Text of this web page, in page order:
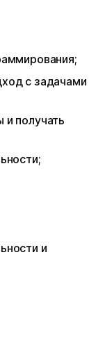
с задачами
получать
и